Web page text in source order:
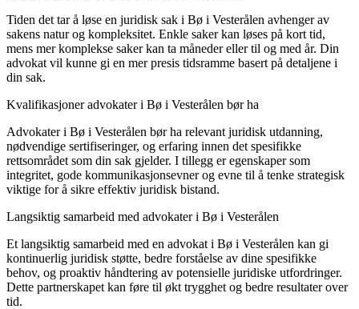
Tiden det tar å løse en juridisk sak i Bø i Vesterålen avhenger av
sakens natur og kompleksitet. Enkle saker kan løses på kort tid,
mens mer komplekse saker kan ta måneder eller til og med år. Din
advokat vil kunne gi en mer presis tidsramme basert på detaljene i
din sak.
Kvalifikasjoner advokater i Bø i Vesterålen bør ha
Advokater i Bø i Vesterålen bør ha relevant juridisk utdanning,
nødvendige sertifiseringer, og erfaring innen det spesifikke
rettsområdet som din sak gjelder. I tillegg er egenskaper som
integritet, gode kommunikasjonsevner og evne til å tenke strategisk
viktige for å sikre effektiv juridisk bistand.
Langsiktig samarbeid med advokater i Bø i Vesterålen
Et langsiktig samarbeid med en advokat i Bø i Vesterålen kan gi
kontinuerlig juridisk støtte, bedre forståelse av dine spesifikke
behov, og proaktiv håndtering av potensielle juridiske utfordringer.
Dette partnerskapet kan føre til økt trygghet og bedre resultater over
tid.